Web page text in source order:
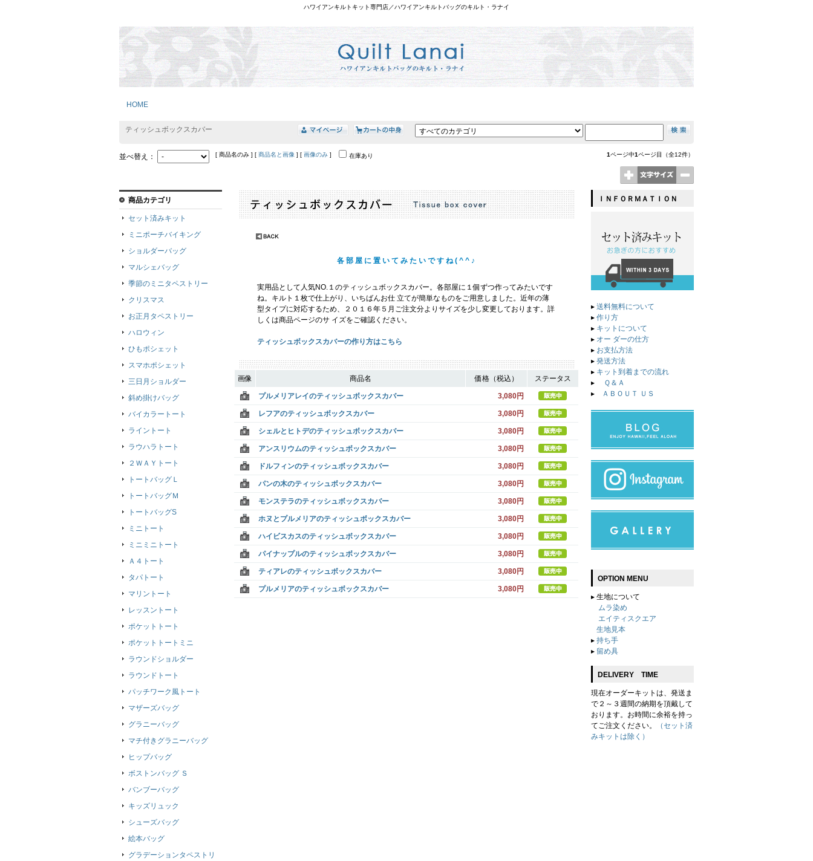
ハワイアンキルトキット専門店／ハワイアンキルトバッグのキルト・ラナイ
HOME
ティッシュボックスカバー
並べ替え： [ 商品名のみ ] [ 商品名と画像 ] [ 画像のみ ] 在庫あり 1ページ中1ページ目（全12件）
各部屋に置いてみたいですね(^^♪
実用品として人気NO.１のティッシュボックスカバー。各部屋に１個ずつ作ってみたいです
ね。キルト１枚で仕上がり、いちばんお仕 立てが簡単なものをご用意しました。近年の薄
型タイプに対応するため、２０１６年５月ご注文分よりサイズを少し変更しております。詳
しくは商品ページのサ イズをご確認ください。
ティッシュボックスカバーの作り方はこちら
画像 商品名 価格（税込） ステータス
プルメリアレイのティッシュボックスカバー 3,080円
レフアのティッシュボックスカバー 3,080円
シェルとヒトデのティッシュボックスカバー 3,080円
アンスリウムのティッシュボックスカバー 3,080円
ドルフィンのティッシュボックスカバー 3,080円
パンの木のティッシュボックスカバー 3,080円
モンステラのティッシュボックスカバー 3,080円
ホヌとプルメリアのティッシュボックスカバー 3,080円
ハイビスカスのティッシュボックスカバー 3,080円
パイナップルのティッシュボックスカバー 3,080円
ティアレのティッシュボックスカバー 3,080円
プルメリアのティッシュボックスカバー 3,080円
商品カテゴリ
セット済みキット
ミニポーチバイキング
ショルダーバッグ
マルシェバッグ
季節のミニタペストリー
クリスマス
お正月タペストリー
ハロウィン
ひもポシェット
スマホポシェット
三日月ショルダー
斜め掛けバッグ
バイカラートート
ライントート
ラウハラトート
２ＷＡＹトート
トートバッグＬ
トートバッグＭ
トートバッグS
ミニトート
ミニミニトート
Ａ４トート
タパトート
マリントート
レッスントート
ポケットトート
ポケットトートミニ
ラウンドショルダー
ラウンドトート
パッチワーク風トート
マザーズバッグ
グラニーバッグ
マチ付きグラニーバッグ
ヒップバッグ
ボストンバッグ Ｓ
バンブーバッグ
キッズリュック
シューズバッグ
絵本バッグ
グラデーションタペストリ
ＩＮＦＯＲＭＡＴＩＯＮ
▸ 送料無料について
▸ 作り方
▸ キットについて
▸ オー ダーの仕方
▸ お支払方法
▸ 発送方法
▸ キット到着までの流れ
▸
Ｑ＆Ａ
▸
ＡＢＯＵＴ ＵＳ
OPTION MENU
▸ 生地について
ムラ染め
エイティスクエア
生地見本
▸ 持ち手
▸ 留め具
DELIVERY TIME
現在オーダーキットは、発送ま
で２～３週間の納期を頂戴して
おります。お時間に余裕を持っ
てご注文ください。
（セット済
みキットは除く）